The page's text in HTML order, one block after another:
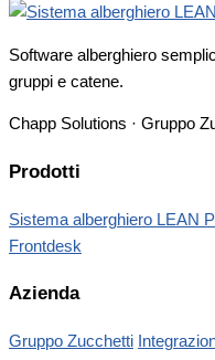
Software alberghiero
gruppi e catene.
Chapp Solutions · Gruppo
Prodotti
Sistema alberghiero LEAN
Frontdesk
Azienda
Gruppo Zucchetti